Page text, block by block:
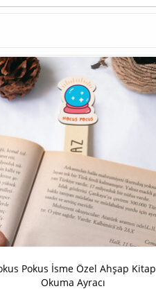
Pokus İsme Özel Ahşap Kitap
Okuma Ayracı